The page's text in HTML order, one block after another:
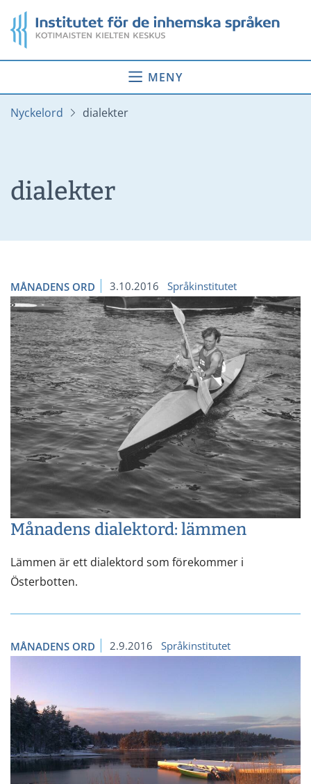
till
innehåll
Startsida
MENY
Nyckelord dialekter
dialekter
MÅNADENS ORD 3.10.2016 Språkinstitutet
Månadens dialektord: lämmen
Lämmen är ett dialektord som förekommer i
Österbotten.
MÅNADENS ORD 2.9.2016 Språkinstitutet